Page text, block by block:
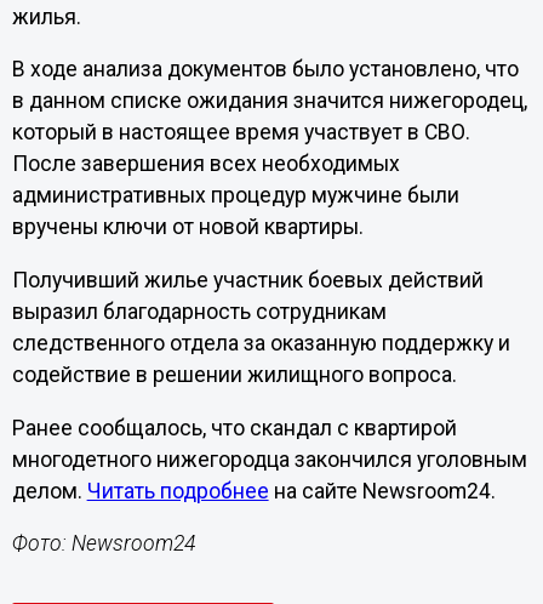
жилья.
В ходе анализа документов было установлено, что
в данном списке ожидания значится нижегородец,
который в настоящее время участвует в СВО.
После завершения всех необходимых
административных процедур мужчине были
вручены ключи от новой квартиры.
Получивший жилье участник боевых действий
выразил благодарность сотрудникам
следственного отдела за оказанную поддержку и
содействие в решении жилищного вопроса.
Ранее сообщалось, что скандал с квартирой
многодетного нижегородца закончился уголовным
делом. Читать подробнее на сайте Newsroom24.
Фото: Newsroom24